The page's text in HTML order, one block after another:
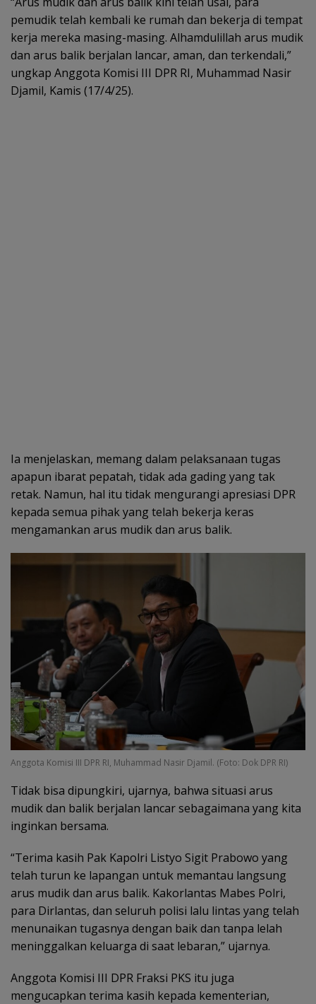
pemudik telah kembali ke rumah dan bekerja di tempat
kerja mereka masing-masing. Alhamdulillah arus mudik
dan arus balik berjalan lancar, aman, dan terkendali,”
ungkap Anggota Komisi III DPR RI, Muhammad Nasir
Djamil, Kamis (17/4/25).
Ia menjelaskan, memang dalam pelaksanaan tugas
apapun ibarat pepatah, tidak ada gading yang tak
retak. Namun, hal itu tidak mengurangi apresiasi DPR
kepada semua pihak yang telah bekerja keras
mengamankan arus mudik dan arus balik.
Anggota Komisi III DPR RI, Muhammad Nasir Djamil. (Foto: Dok DPR RI)
Tidak bisa dipungkiri, ujarnya, bahwa situasi arus
mudik dan balik berjalan lancar sebagaimana yang kita
inginkan bersama.
“Terima kasih Pak Kapolri Listyo Sigit Prabowo yang
telah turun ke lapangan untuk memantau langsung
arus mudik dan arus balik. Kakorlantas Mabes Polri,
para Dirlantas, dan seluruh polisi lalu lintas yang telah
menunaikan tugasnya dengan baik dan tanpa lelah
meninggalkan keluarga di saat lebaran,” ujarnya.
Anggota Komisi III DPR Fraksi PKS itu juga
mengucapkan terima kasih kepada kementerian,